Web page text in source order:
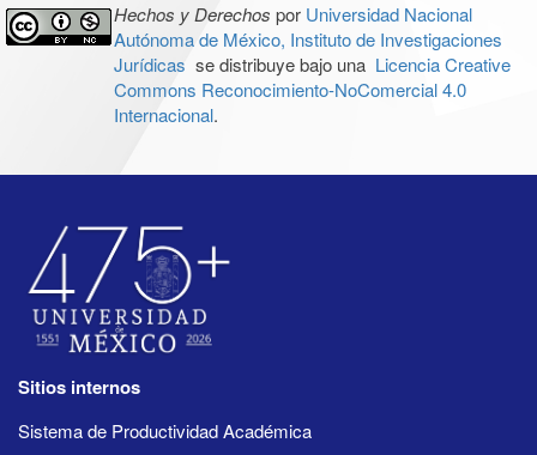
Hechos y Derechos por Universidad Nacional
Autónoma de México, Instituto de Investigaciones
Jurídicas se distribuye bajo una Licencia Creative
Commons Reconocimiento-NoComercial 4.0
Internacional.
Sitios internos
Sistema de Productividad Académica